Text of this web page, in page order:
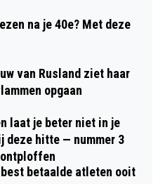
na je 40e? Met deze
van Rusland ziet haar
opgaan
laat je beter niet in je
deze hitte — nummer 3
betaalde atleten ooit